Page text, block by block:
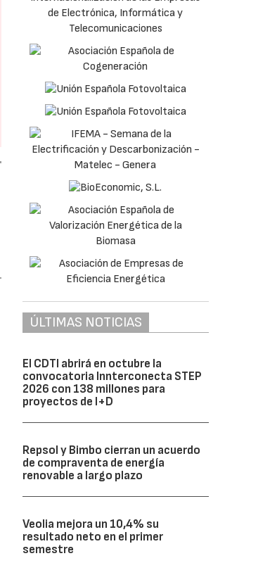
ÚLTIMAS NOTICIAS
El CDTI abrirá en octubre la
convocatoria Innterconecta STEP
2026 con 138 millones para
proyectos de I+D
Repsol y Bimbo cierran un acuerdo
de compraventa de energía
renovable a largo plazo
Veolia mejora un 10,4% su
resultado neto en el primer
semestre